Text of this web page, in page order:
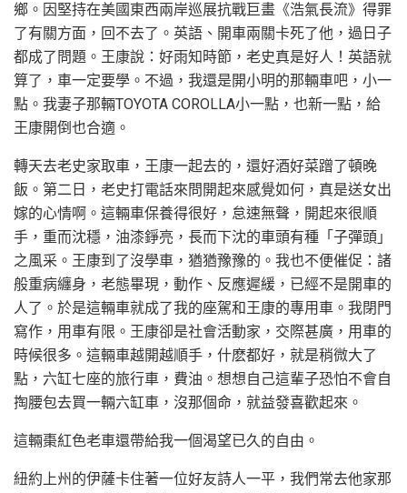
鄉。因堅持在美國東西兩岸巡展抗戰巨畫《浩氣長流》得罪
了有關方面，回不去了。英語、開車兩關卡死了他，過日子
都成了問題。王康說：好雨知時節，老史真是好人！英語就
算了，車一定要學。不過，我還是開小明的那輛車吧，小一
點。我妻子那輛TOYOTA COROLLA小一點，也新一點，給
王康開倒也合適。
轉天去老史家取車，王康一起去的，還好酒好菜蹭了頓晚
飯。第二日，老史打電話來問開起來感覺如何，真是送女出
嫁的心情啊。這輛車保養得很好，怠速無聲，開起來很順
手，重而沈穩，油漆錚亮，長而下沈的車頭有種「子彈頭」
之風采。王康到了沒學車，猶猶豫豫的。我也不便催促：諸
般重病纏身，老態畢現，動作、反應遲緩，已經不是開車的
人了。於是這輛車就成了我的座駕和王康的專用車。我閉門
寫作，用車有限。王康卻是社會活動家，交際甚廣，用車的
時候很多。這輛車越開越順手，什麽都好，就是稍微大了
點，六缸七座的旅行車，費油。想想自己這輩子恐怕不會自
掏腰包去買一輛六缸車，沒那個命，就益發喜歡起來。
這輛棗紅色老車還帶給我一個渴望已久的自由。
紐約上州的伊薩卡住著一位好友詩人一平，我們常去他家那